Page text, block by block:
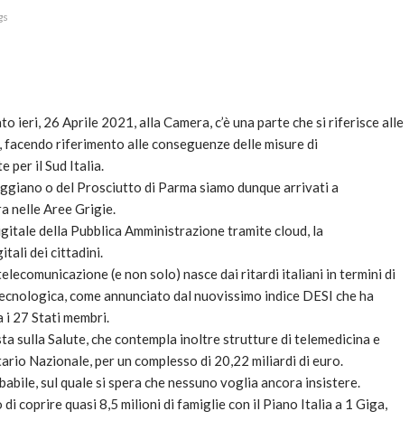
ieri, 26 Aprile 2021, alla Camera, c’è una parte che si riferisce alle
facendo riferimento alle conseguenze delle misure di
per il Sud Italia.
o del Prosciutto di Parma siamo dunque arrivati a
nelle Aree Grigie.
della Pubblica Amministrazione tramite cloud, la
dei cittadini.
(e non solo) nasce dai ritardi italiani in termini di
come annunciato dal nuovissimo indice DESI che ha
i 27 Stati membri.
sulla Salute, che contempla inoltre strutture di telemedicina e
Nazionale, per un complesso di 20,22 miliardi di euro.
sul quale si spera che nessuno voglia ancora insistere.
coprire quasi 8,5 milioni di famiglie con il Piano Italia a 1 Giga,
quale
il tuo prato
784
AUTO SPORT
MG alle Final 8 di Coppa
passione per
l’automobilismo
god 9 mesi ago